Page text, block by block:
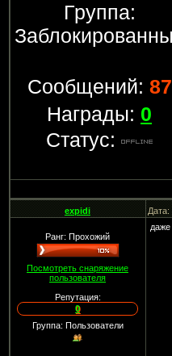
Группа:
Сообщений: 87
Награды: 0
Статус:
expidi Дата:
Ранг: Прохожий
Посмотреть снаряжение
пользователя
Репутация:
0
Группа: Пользователи